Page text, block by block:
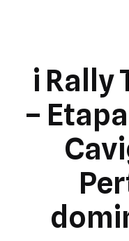
i Rally
–